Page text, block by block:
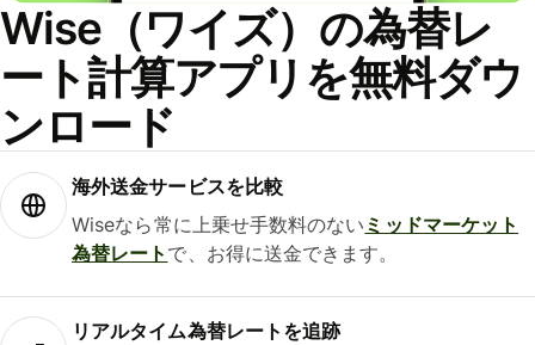
Wise（ワイズ）の為替レ
ート計算アプリを無料ダウ
ンロード
海外送金サービスを比較
Wiseなら常に上乗せ手数料のない ミッドマーケット
為替レート で、お得に送金できます。
リアルタイム為替レートを追跡